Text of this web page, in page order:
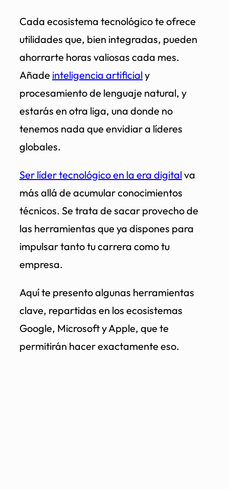
Cada ecosistema tecnológico te ofrece
utilidades que, bien integradas, pueden
ahorrarte horas valiosas cada mes.
Añade inteligencia artificialy
procesamiento de lenguaje natural, y
estarás en otra liga, una donde no
tenemos nada que envidiar a líderes
globales.
Ser líder tecnológico en la era digitalva
más allá de acumular conocimientos
técnicos. Se trata de sacar provecho de
las herramientas que ya dispones para
impulsar tanto tu carrera como tu
empresa.
Aquí te presento algunas herramientas
clave, repartidas en los ecosistemas
Google, Microsoft y Apple, que te
permitirán hacer exactamente eso.